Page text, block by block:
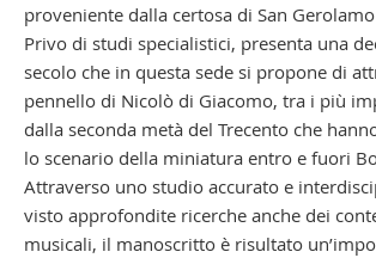
proveniente dalla certosa di San
Privo di studi specialistici, presenta una
secolo che in questa sede si propone di
pennello di Nicolò di Giacomo, tra i più
dalla seconda metà del Trecento che
lo scenario della miniatura entro e fuori
Attraverso uno studio accurato e
visto approfondite ricerche anche dei
musicali, il manoscritto è risultato